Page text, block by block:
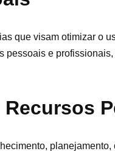
que visam otimizar o
pessoais e